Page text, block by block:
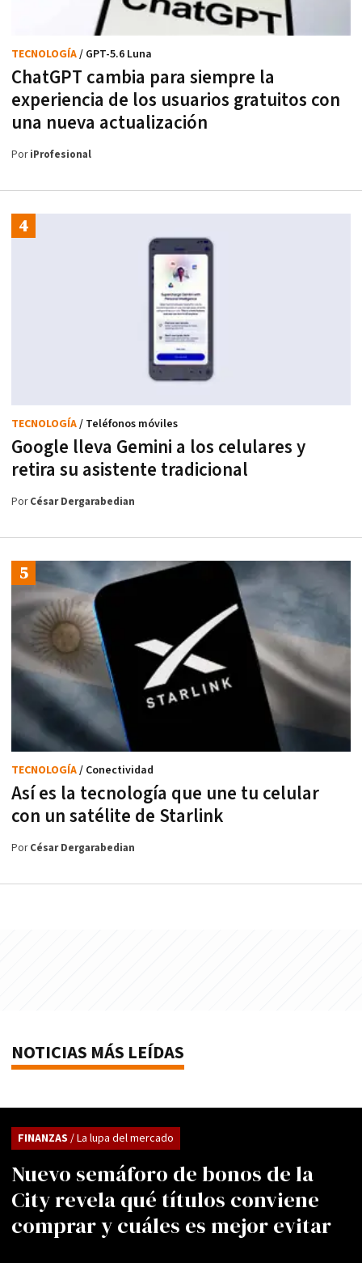
ChatGPT cambia para siempre la
experiencia de los usuarios gratuitos con
una nueva actualización
TECNOLOGÍA/ GPT-5.6 Luna
PoriProfesional
Google lleva Gemini a los celulares y
retira su asistente tradicional
TECNOLOGÍA/ Teléfonos móviles
PorCésar Dergarabedian
Así es la tecnología que une tu celular
con un satélite de Starlink
TECNOLOGÍA/ Conectividad
PorCésar Dergarabedian
NOTICIAS MÁS LEÍDAS
Nuevo semáforo de bonos de la
City revela qué títulos conviene
comprar y cuáles es mejor evitar
FINANZAS / La lupa del mercado